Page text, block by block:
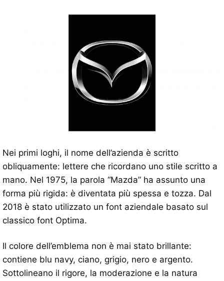
Nei primi loghi, il nome dell’azienda è scritto
obliquamente: lettere che ricordano uno stile scritto a
mano. Nel 1975, la parola “Mazda” ha assunto una
forma più rigida: è diventata più spessa e tozza. Dal
2018 è stato utilizzato un font aziendale basato sul
classico font Optima.
Il colore dell’emblema non è mai stato brillante:
contiene blu navy, ciano, grigio, nero e argento.
Sottolineano il rigore, la moderazione e la natura